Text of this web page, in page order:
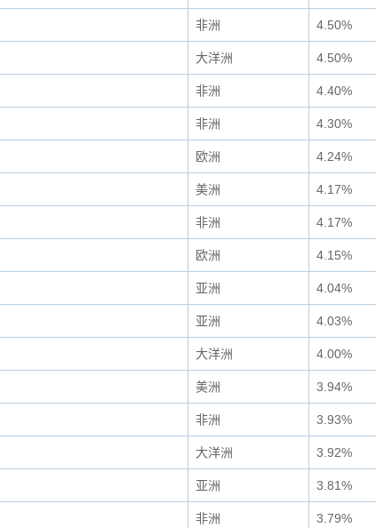
非洲 4.50%
大洋洲 4.50%
非洲 4.40%
非洲 4.30%
欧洲 4.24%
美洲 4.17%
非洲 4.17%
欧洲 4.15%
亚洲 4.04%
亚洲 4.03%
大洋洲 4.00%
美洲 3.94%
非洲 3.93%
大洋洲 3.92%
亚洲 3.81%
非洲 3.79%